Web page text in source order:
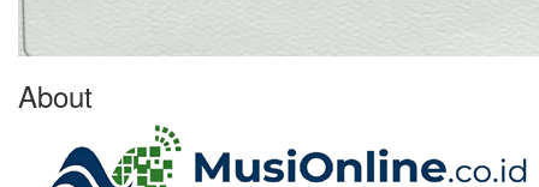
About